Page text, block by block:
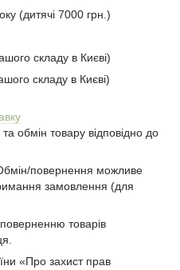
(дитячі 7000 грн.)
складу в Києві)
складу в Києві)
обмін товару відповідно до
повернення можливе
замовлення (для
товарів
«Про захист прав